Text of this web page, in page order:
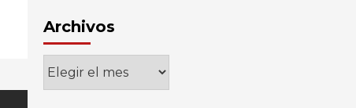
Archivos
Archivos